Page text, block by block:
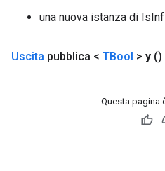
una nuova istanza di IsInf
Uscita pubblica < TBool > y ()
Questa pagina